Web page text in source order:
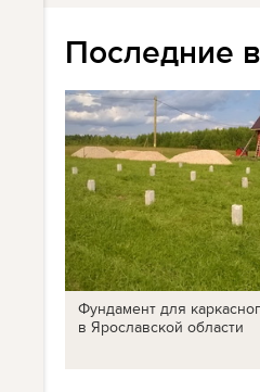
Последние
Фундамент для
в Ярославской области